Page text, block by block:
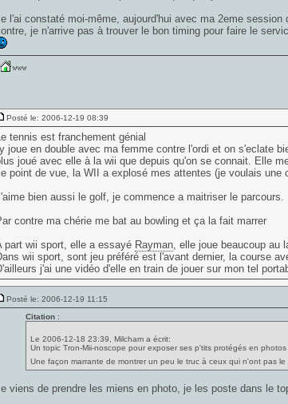
l'ai constaté moi-même, aujourd'hui avec ma 2eme
je n'arrive pas à trouver le bon timing pour faire le
Posté le: 2006-12-19 08:39
tennis est franchement génial
joue en double avec ma femme contre l'ordi et on s'eclate
joué avec elle à la wii que depuis qu'on se connait. Elle
point de vue, la WII a explosé mes attentes (je voulais
bien aussi le golf, je commence a maitriser le parcours.
contre ma chérie me bat au bowling et ça la fait marrer
part wii sport, elle a essayé Rayman, elle joue beaucoup au
wii sport, sont jeu préféré est l'avant dernier, la course
j'ai une vidéo d'elle en train de jouer sur mon tel
Posté le: 2006-12-19 11:15
Citation:
Le 2006-12-18 23:39, Milcham a écrit:
Un topic Tron-Mii-noscope pour exposer ses p'tits protégés en
Une façon marrante de montrer un peu le truc à ceux qui n'ont pas
viens de prendre les miens en photo, je les poste dans le